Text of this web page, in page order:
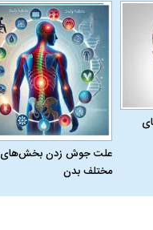
علت جوش زدن بخش‌های
مختلف بدن